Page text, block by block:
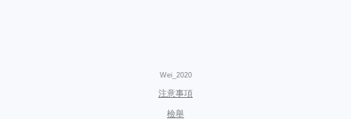
Wei_2020
注意事項
檢舉